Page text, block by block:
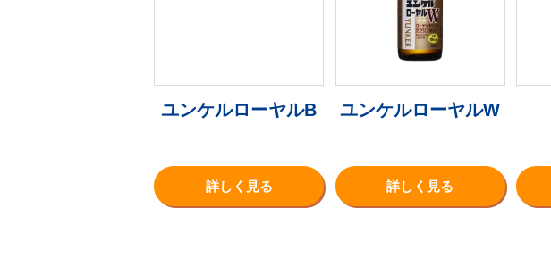
ユンケルローヤルB
詳しく見る
ユンケルローヤルW
詳しく見る